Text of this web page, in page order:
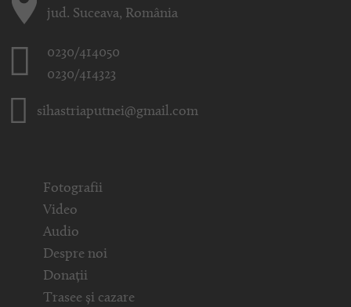
jud. Suceava, România
0230/414050
0230/414323
sihastriaputnei@gmail.com
Fotografii
Video
Audio
Despre noi
Donații
Trasee și cazare